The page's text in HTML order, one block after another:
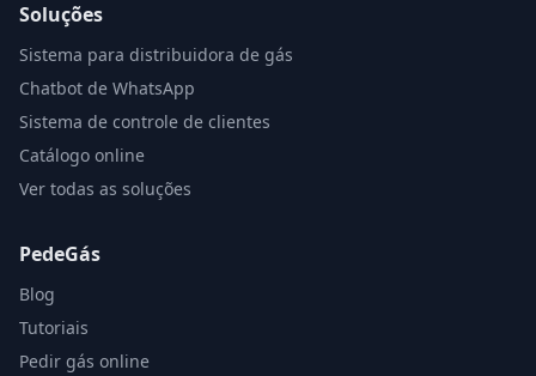
Soluções
Sistema para distribuidora de gás
Chatbot de WhatsApp
Sistema de controle de clientes
Catálogo online
Ver todas as soluções
PedeGás
Blog
Tutoriais
Pedir gás online